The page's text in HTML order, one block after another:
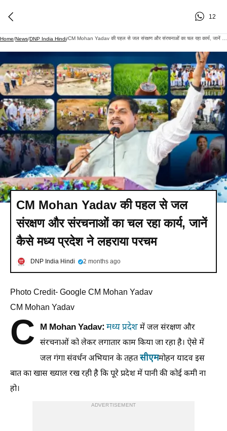
12
Home/News/DNP India Hindi/
CM Mohan Yadav की पहल से जल
संरक्षण और संरचनाओं का चल रहा कार्य, जानें
कैसे मध्य प्रदेश ने लहराया परचम
DNP India Hindi 2 months ago
Photo Credit- Google CM Mohan Yadav
CM Mohan Yadav
C M Mohan Yadav:मध्य प्रदेशमें जल संरक्षण और
संरचनाओं को लेकर लगातार काम किया जा रहा है। ऐसे में
जल गंगा संवर्धन अभियान के तहतसीएममोहन यादव इस
बात का खास ख्याल रख रही है कि पूरे प्रदेश में पानी की कोई कमी ना
हो।
ADVERTISEMENT